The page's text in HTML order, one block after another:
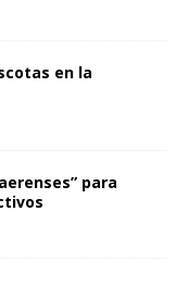
en la
para